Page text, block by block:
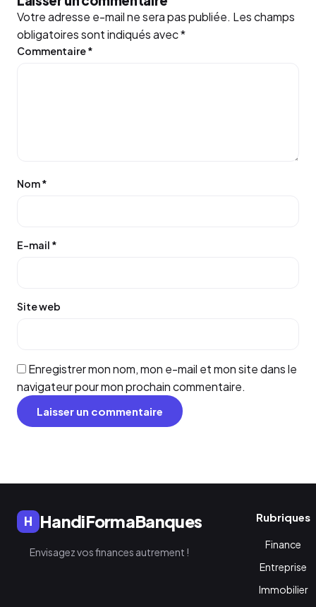
Votre adresse e-mail ne sera pas publiée. Les champs
obligatoires sont indiqués avec*
Commentaire*
Nom*
E-mail *
Site web
Enregistrer mon nom, mon e-mail et mon site dans le
navigateur pour mon prochain commentaire.
H HandiFormaBanques
Envisagez vos finances autrement !
Rubriques
Finance
Entreprise
Immobilier